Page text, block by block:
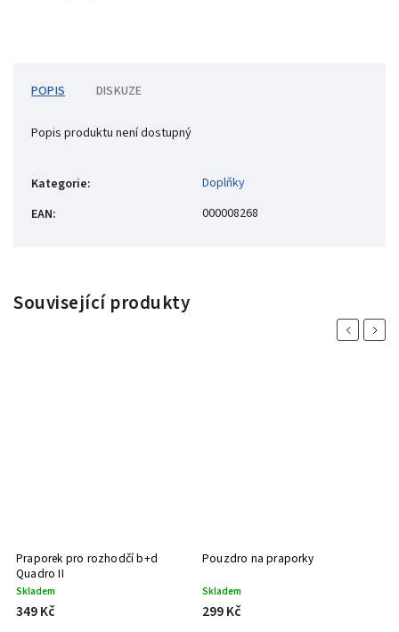
POPIS DISKUZE
Popis produktu není dostupný
Kategorie:
Doplňky
EAN: 000008268
Související produkty
Previous
Praporek pro rozhodčí b+d
Quadro II
Skladem
349 Kč
Pouzdro na praporky
Skladem
299 Kč
Next